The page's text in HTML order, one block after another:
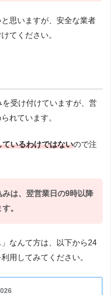
思いますが、安全な業者
てください。
受け付けていますが、営
れています。
いるわけではないので注
は、翌営業日の9時以降
。
なんて方は、以下から24
用してみてください。